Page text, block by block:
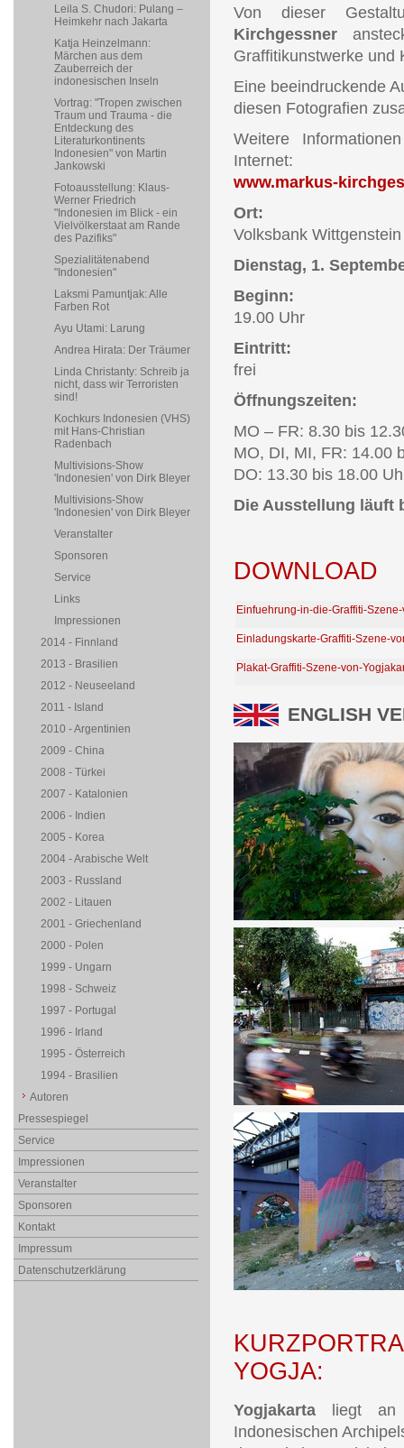
Von dieser
Kirchgessner
Graffitikunstwerke und
Eine beeindruckende
diesen Fotografien
Weitere
Internet:
www.markus-
Ort:
Volksbank
Dienstag, 1.
Beginn:
19.00 Uhr
Eintritt:
frei
Öffnungszeiten:
MO – FR: 8.30 bis
MO, DI, MI, FR: 14.00
DO: 13.30 bis 18.00
Die Ausstellung läuft
DOWNLOAD
Einfuehrung-in-die-Graffiti-
Einladungskarte-Graffiti-Szene-
Plakat-Graffiti-Szene-von-
ENGLISH
YOGJA:
Yogjakarta liegt an
Indonesischen
Leila S. Chudori: Pulang –
Heimkehr nach Jakarta
Katja Heinzelmann:
Märchen aus dem
Zauberreich der
indonesischen Inseln
Vortrag: "Tropen zwischen
Traum und Trauma - die
Entdeckung des
Literaturkontinents
Indonesien" von Martin
Jankowski
Fotoausstellung: Klaus-
Werner Friedrich
"Indonesien im Blick - ein
Vielvölkerstaat am Rande
des Pazifiks"
Spezialitätenabend
"Indonesien"
Laksmi Pamuntjak: Alle
Farben Rot
Ayu Utami: Larung
Andrea Hirata: Der Träumer
Linda Christanty: Schreib ja
nicht, dass wir Terroristen
sind!
Kochkurs Indonesien (VHS)
mit Hans-Christian
Radenbach
Multivisions-Show
'Indonesien' von Dirk Bleyer
Multivisions-Show
'Indonesien' von Dirk Bleyer
Veranstalter
Sponsoren
Service
Links
Impressionen
2014 - Finnland
2013 - Brasilien
2012 - Neuseeland
2011 - Island
2010 - Argentinien
2009 - China
2008 - Türkei
2007 - Katalonien
2006 - Indien
2005 - Korea
2004 - Arabische Welt
2003 - Russland
2002 - Litauen
2001 - Griechenland
2000 - Polen
1999 - Ungarn
1998 - Schweiz
1997 - Portugal
1996 - Irland
1995 - Österreich
1994 - Brasilien
Autoren
Pressespiegel
Service
Impressionen
Veranstalter
Sponsoren
Kontakt
Impressum
Datenschutzerklärung